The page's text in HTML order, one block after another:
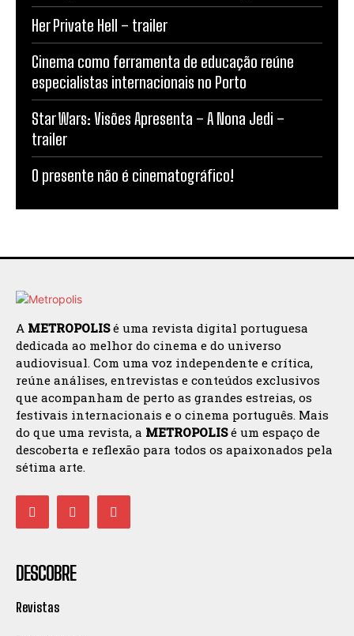
Her Private Hell – trailer
Cinema como ferramenta de educação reúne
especialistas internacionais no Porto
Star Wars: Visões Apresenta – A Nona Jedi –
trailer
O presente não é cinematográfico!
A METROPOLISé uma revista digital portuguesa
dedicada ao melhor do cinema e do universo
audiovisual. Com uma voz independente e crítica,
reúne análises, entrevistas e conteúdos exclusivos
que acompanham de perto as grandes estreias, os
festivais internacionais e o cinema português. Mais
do que uma revista, a METROPOLISé um espaço de
descoberta e reflexão para todos os apaixonados pela
sétima arte.
DESCOBRE
Revistas